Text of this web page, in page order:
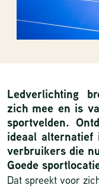
Ledverlichting
zich mee en is
sportvelden.
ideaal
verbruikers die
Goede
Dat spreekt voor